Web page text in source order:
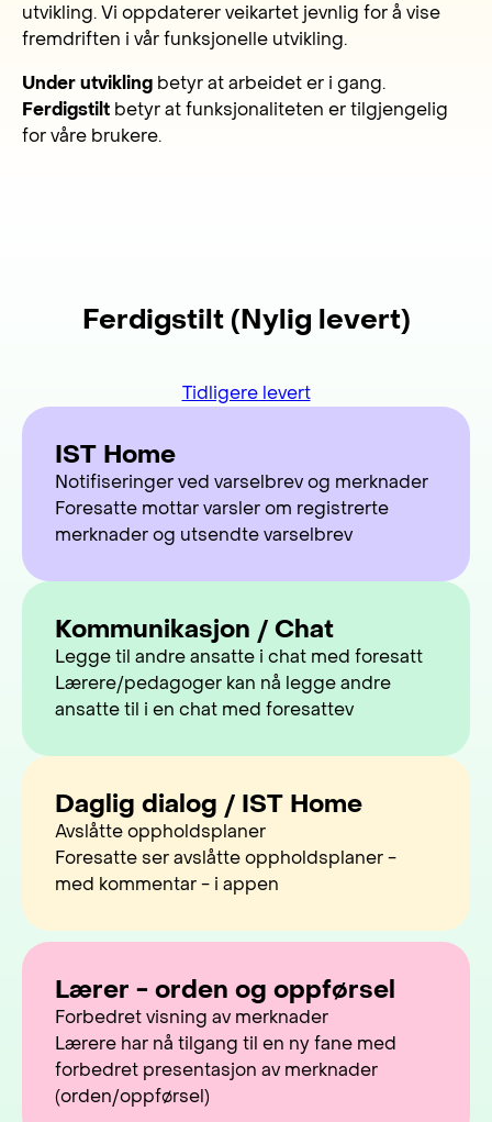
utvikling. Vi oppdaterer veikartet jevnlig for å vise
fremdriften i vår funksjonelle utvikling.
Under utvikling betyr at arbeidet er i gang.
Ferdigstilt betyr at funksjonaliteten er tilgjengelig
for våre brukere.
Ferdigstilt (Nylig levert)
Tidligere levert
IST Home
Notifiseringer ved varselbrev og merknader
Foresatte mottar varsler om registrerte
merknader og utsendte varselbrev
Kommunikasjon / Chat
Legge til andre ansatte i chat med foresatt
Lærere/pedagoger kan nå legge andre
ansatte til i en chat med foresattev
Daglig dialog / IST Home
Avslåtte oppholdsplaner
Foresatte ser avslåtte oppholdsplaner -
med kommentar - i appen
Lærer - orden og oppførsel
Forbedret visning av merknader
Lærere har nå tilgang til en ny fane med
forbedret presentasjon av merknader
(orden/oppførsel)